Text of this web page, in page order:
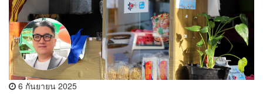
6 กันยายน 2025